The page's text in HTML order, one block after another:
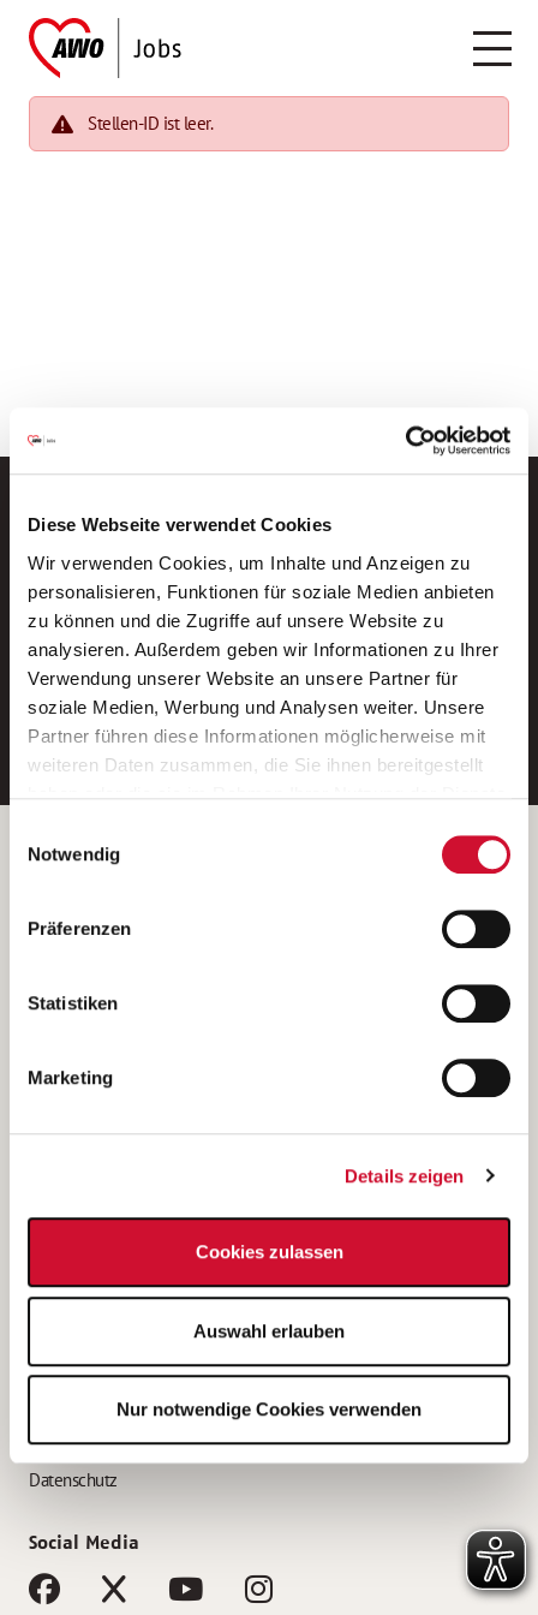
Diese Webseite verwendet Cookies
Wir verwenden Cookies, um Inhalte und Anzeigen zu
personalisieren, Funktionen für soziale Medien anbieten
zu können und die Zugriffe auf unsere Website zu
analysieren. Außerdem geben wir Informationen zu Ihrer
Verwendung unserer Website an unsere Partner für
soziale Medien, Werbung und Analysen weiter. Unsere
Partner führen diese Informationen möglicherweise mit
weiteren Daten zusammen, die Sie ihnen bereitgestellt
Wenn Sie auf „Cookies zulassen“ klicken, so stimmen
Sie der Speicherung sämtlicher Cookies zu. Sie können
Ihre Einwilligung selbstverständlich jederzeit widerrufen,
indem Sie die Cookie-Einstellungen aufrufen und diese
unsererDatenschutzerklärung
Notwendig
Präferenzen
Statistiken
Marketing
Details zeigen
Cookies zulassen
Auswahl erlauben
Nur notwendige Cookies verwenden
Stellen-ID ist leer.
Neue Stellen per E-Mail.
Ein kostenloser Service von AWO
Jobs.
E-Mail-Adresse eintragen
Betreiber der Webseite
Kantstraße 45a
(Ein Tochterunternehmen des AWO Bezirksverbandes Unterfranken
e.V.)
Bewerbung als Altenpflegehelfer*in
Bewerbung als Erzieher*in
AWO Gliederungen nach Bundesland
Impressum
Datenschutz
Social Media